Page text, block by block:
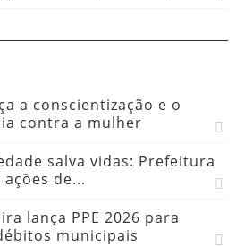
a conscientização e o
contra a mulher
salva vidas: Prefeitura
de...
lança PPE 2026 para
municipais